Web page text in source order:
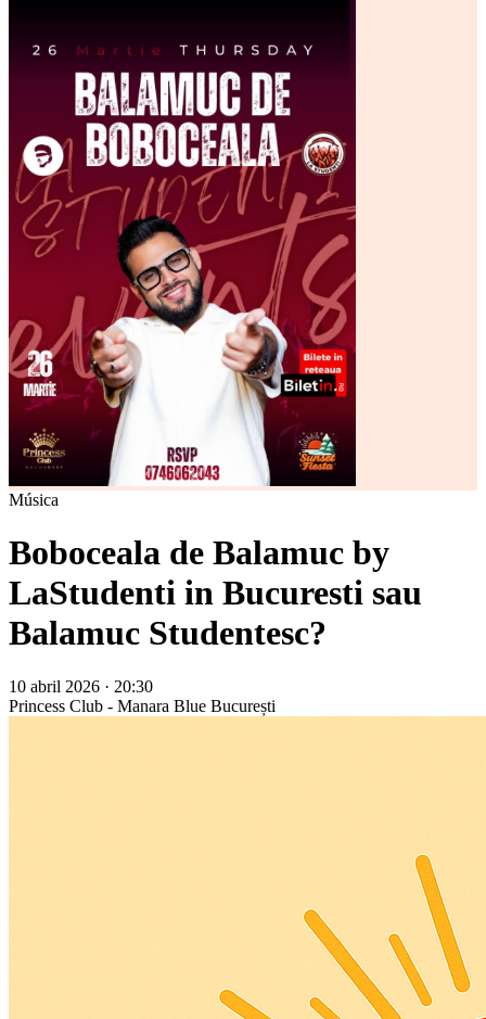
Música
Boboceala de Balamuc by
LaStudenti in Bucuresti sau
Balamuc Studentesc?
10 abril 2026 · 20:30
Princess Club - Manara Blue București